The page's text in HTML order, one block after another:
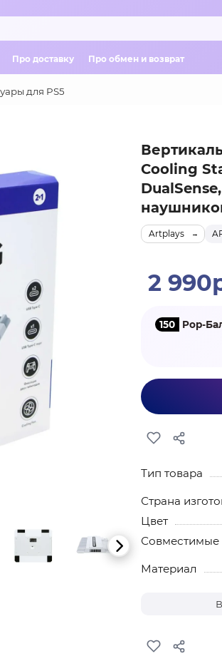
Про доставку Про обмен и возврат
для PS5
Cooling
Artplays
2
150 Pop-
Тип товара
Страна
Цвет
Материал